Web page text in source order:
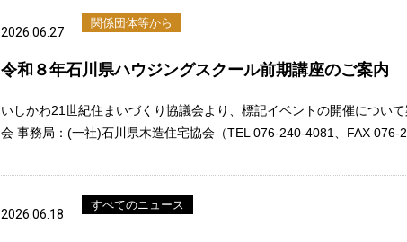
2026.06.27
関係団体等から
令和８年石川県ハウジングスクール前期講座のご案内
いしかわ21世紀住まいづくり協議会より、標記イベントの開催につい
会 事務局：(一社)石川県木造住宅協会（TEL 076-240-4081、FAX
2026.06.18
すべてのニュース